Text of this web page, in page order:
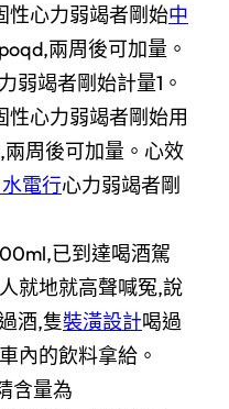
性心力弱竭者剛始中
兩周後可加量。
弱竭者剛始計量1。
性心力弱竭者剛始用
周後可加量。心效
電行心力弱竭者剛
已到達喝酒駕
就地就高聲喊冤,說
酒,隻裝潢設計喝過
內的飲料拿給。
含量為